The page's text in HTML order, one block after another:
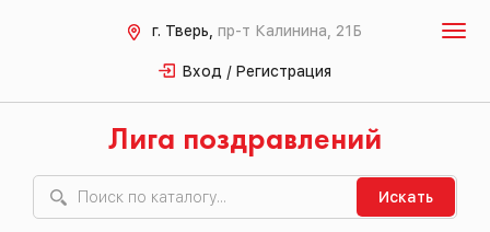
г. Тверь, пр-т Калинина, 21Б
Вход / Регистрация
Лига поздравлений
Искать